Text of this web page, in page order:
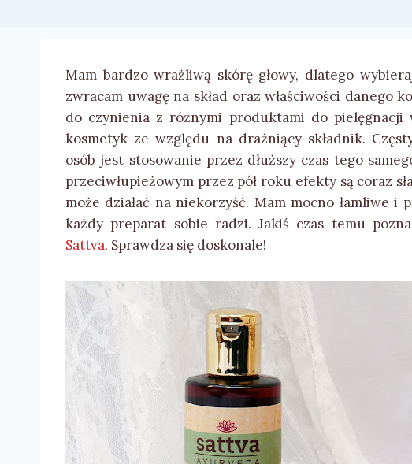
Mam bardzo wrażliwą skórę głowy, dlatego
zwracam uwagę na skład oraz właściwości danego
do czynienia z różnymi produktami do pielęgnacji
kosmetyk ze względu na drażniący składnik.
osób jest stosowanie przez dłuższy czas tego
przeciwłupieżowym przez pół roku efekty są coraz
może działać na niekorzyść. Mam mocno łamliwe i
każdy preparat sobie radzi. Jakiś czas temu
Sattva. Sprawdza się doskonale!